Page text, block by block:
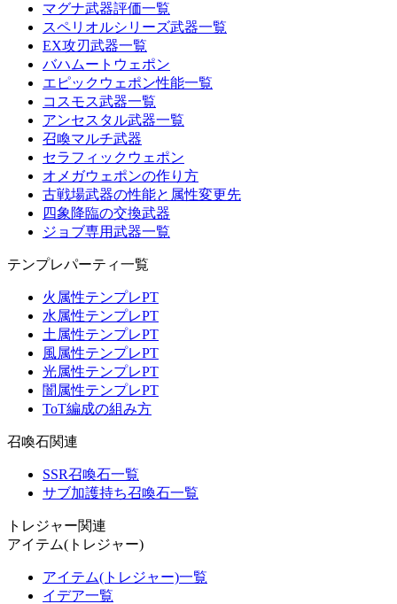
マグナ武器評価一覧
スペリオルシリーズ武器一覧
EX攻刃武器一覧
バハムートウェポン
エピックウェポン性能一覧
コスモス武器一覧
アンセスタル武器一覧
召喚マルチ武器
セラフィックウェポン
オメガウェポンの作り方
古戦場武器の性能と属性変更先
四象降臨の交換武器
ジョブ専用武器一覧
テンプレパーティ一覧
火属性テンプレPT
水属性テンプレPT
土属性テンプレPT
風属性テンプレPT
光属性テンプレPT
闇属性テンプレPT
ToT編成の組み方
召喚石関連
SSR召喚石一覧
サブ加護持ち召喚石一覧
トレジャー関連
アイテム(トレジャー)
アイテム(トレジャー)一覧
イデア一覧